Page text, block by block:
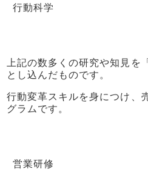
行動科学
上記の数多くの研究や知見を
とし込んだものです。
行動変革スキルを身につけ、
グラムです。
営業研修